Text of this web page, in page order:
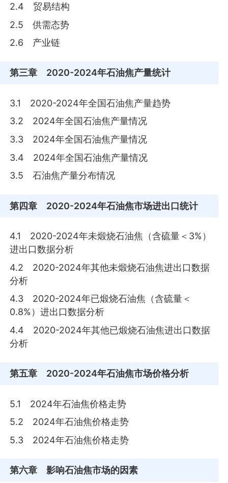
2.4 贸易结构
2.5 供需态势
2.6 产业链
第三章 2020-2024年石油焦产量统计
3.1 2020-2024年全国石油焦产量趋势
3.2 2024年全国石油焦产量情况
3.3 2024年全国石油焦产量情况
3.4 2024年全国石油焦产量情况
3.5 石油焦产量分布情况
第四章 2020-2024年石油焦市场进出口统计
4.1 2020-2024年未煅烧石油焦（含硫量＜3%）
进出口数据分析
4.2 2020-2024年其他未煅烧石油焦进出口数据
分析
4.3 2020-2024年已煅烧石油焦（含硫量＜
0.8%）进出口数据分析
4.4 2020-2024年其他已煅烧石油焦进出口数据
分析
第五章 2020-2024年石油焦市场价格分析
5.1 2024年石油焦价格走势
5.2 2024年石油焦价格走势
5.3 2024年石油焦价格走势
第六章 影响石油焦市场的因素